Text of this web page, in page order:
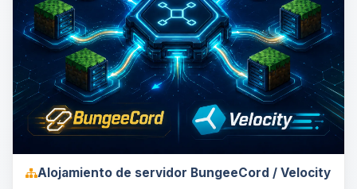
Alojamiento de servidor BungeeCord / Velocity